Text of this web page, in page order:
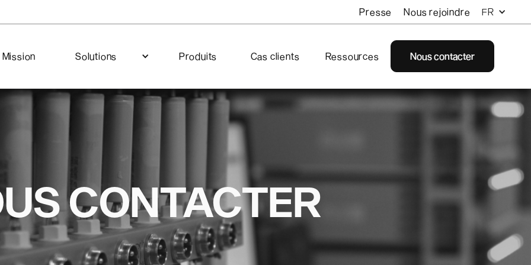
Presse Nous rejoindre FR
Mission Solutions Produits Cas clients Ressources Nous contacter
CONTACTER